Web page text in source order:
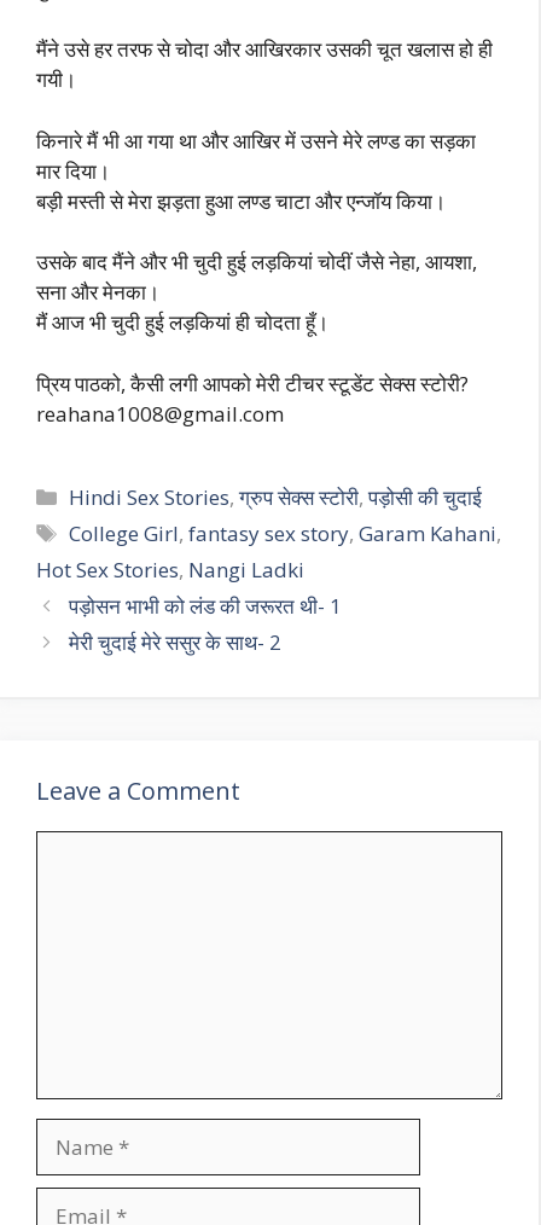
मैंने उसे हर तरफ से चोदा और आखिरकार उसकी चूत खलास हो ही
गयी।
किनारे मैं भी आ गया था और आखिर में उसने मेरे लण्ड का सड़का
मार दिया।
बड़ी मस्ती से मेरा झड़ता हुआ लण्ड चाटा और एन्जॉय किया।
उसके बाद मैंने और भी चुदी हुई लड़कियां चोदीं जैसे नेहा, आयशा,
सना और मेनका।
मैं आज भी चुदी हुई लड़कियां ही चोदता हूँ।
प्रिय पाठको, कैसी लगी आपको मेरी टीचर स्टूडेंट सेक्स स्टोरी?
reahana1008@gmail.com
Categories
Hindi Sex Stories,ग्रुप सेक्स स्टोरी,पड़ोसी की चुदाई
Tags
College Girl,fantasy sex story,Garam Kahani,
Hot Sex Stories, Nangi Ladki
पड़ोसन भाभी को लंड की जरूरत थी- 1
मेरी चुदाई मेरे ससुर के साथ- 2
Leave a Comment